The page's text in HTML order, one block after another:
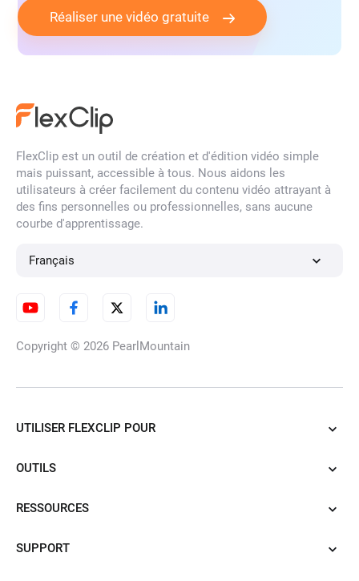
Réaliser une vidéo gratuite
FlexClip est un outil de création et d'édition vidéo simple
mais puissant, accessible à tous. Nous aidons les
utilisateurs à créer facilement du contenu vidéo attrayant à
des fins personnelles ou professionnelles, sans aucune
courbe d'apprentissage.
Français
Copyright © 2026 PearlMountain
UTILISER FLEXCLIP POUR
OUTILS
RESSOURCES
SUPPORT